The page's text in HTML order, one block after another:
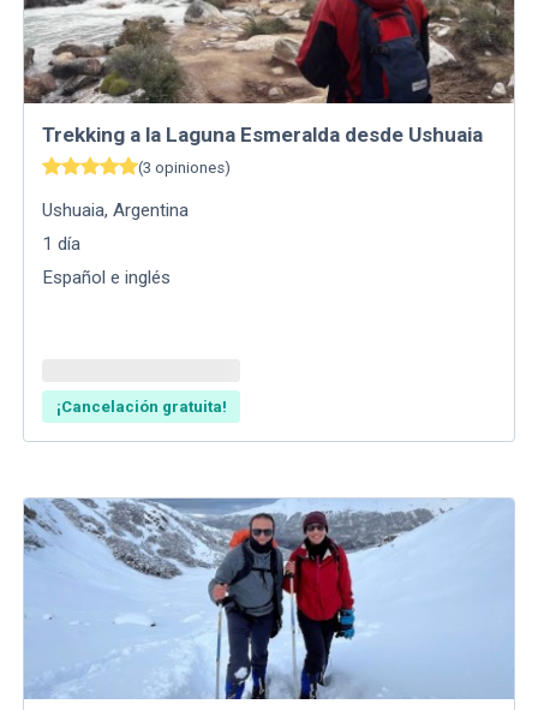
Trekking a la Laguna Esmeralda desde Ushuaia
(3 opiniones)
Ushuaia,Argentina
1 día
Español e inglés
¡Cancelación gratuita!